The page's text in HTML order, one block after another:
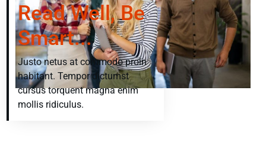
Read Well, Be
Smart...
Justo netus at commodo proin
habitant. Tempor dictumst
cursus torquent magna enim
mollis ridiculus.